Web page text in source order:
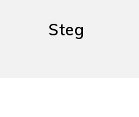
Steg